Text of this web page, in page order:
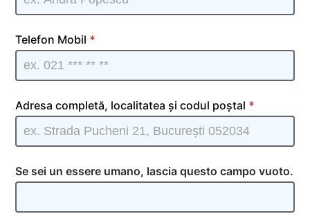
Tv RO |
Telefon Mobil *
Adresa completă, localitatea și codul poștal *
Se sei un essere umano, lascia questo campo vuoto.